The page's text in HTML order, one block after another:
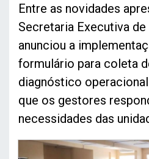
Entre as novidades
Secretaria Executiva
anunciou a
formulário para coleta
diagnóstico
que os gestores
necessidades das